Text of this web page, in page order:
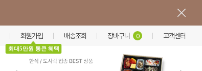
회원가입
최대5만원 통큰 혜택
배송조회 장바구니 0 고객센터